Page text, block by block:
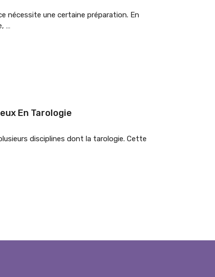
nécessite une certaine préparation. En
…
En Tarologie
disciplines dont la tarologie. Cette